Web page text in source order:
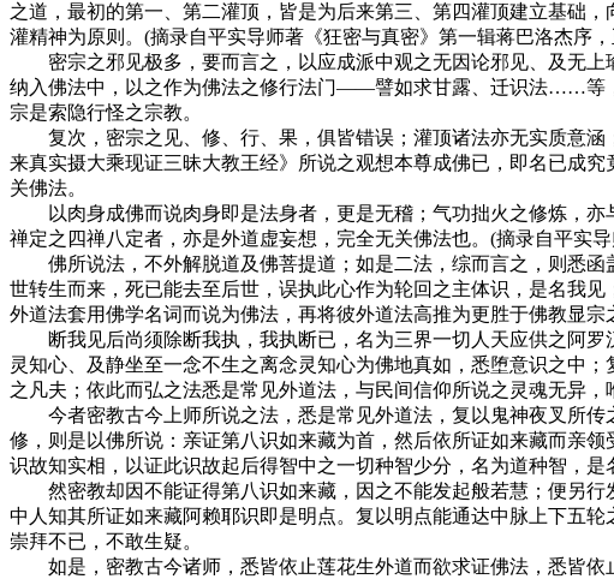
之道，最初的第一、第二灌顶，皆是为后来第三、第四灌顶建立基础
灌精神为原则。(摘录自平实导师著《狂密与真密》第一辑蒋巴洛杰序
密宗之邪见极多，要而言之，以应成派中观之无因论邪见、及无上
纳入佛法中，以之作为佛法之修行法门——譬如求甘露、迁识法……等
宗是索隐行怪之宗教。
复次，密宗之见、修、行、果，俱皆错误；灌顶诸法亦无实质意涵
来真实摄大乘现证三昧大教王经》所说之观想本尊成佛已，即名已成
关佛法。
以肉身成佛而说肉身即是法身者，更是无稽；气功拙火之修炼，亦
禅定之四禅八定者，亦是外道虚妄想，完全无关佛法也。(摘录自平实
佛所说法，不外解脱道及佛菩提道；如是二法，综而言之，则悉函
世转生而来，死已能去至后世，误执此心作为轮回之主体识，是名我
外道法套用佛学名词而说为佛法，再将彼外道法高推为更胜于佛教显
断我见后尚须除断我执，我执断已，名为三界一切人天应供之阿罗
灵知心、及静坐至一念不生之离念灵知心为佛地真如，悉堕意识之中
之凡夫；依此而弘之法悉是常见外道法，与民间信仰所说之灵魂无异
今者密教古今上师所说之法，悉是常见外道法，复以鬼神夜叉所传
修，则是以佛所说：亲证第八识如来藏为首，然后依所证如来藏而亲
识故知实相，以证此识故起后得智中之一切种智少分，名为道种智，是
然密教却因不能证得第八识如来藏，因之不能发起般若慧；便另行
中人知其所证如来藏阿赖耶识即是明点。复以明点能通达中脉上下五
崇拜不已，不敢生疑。
如是，密教古今诸师，悉皆依止莲花生外道而欲求证佛法，悉皆依